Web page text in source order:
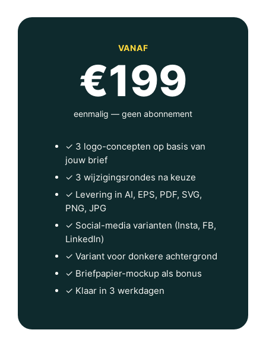
VANAF
€199
eenmalig — geen abonnement
✓ 3 logo-concepten op basis van
jouw brief
✓ 3 wijzigingsrondes na keuze
✓ Levering in AI, EPS, PDF, SVG,
PNG, JPG
✓ Social-media varianten (Insta, FB,
LinkedIn)
✓ Variant voor donkere achtergrond
✓ Briefpapier-mockup als bonus
✓ Klaar in 3 werkdagen